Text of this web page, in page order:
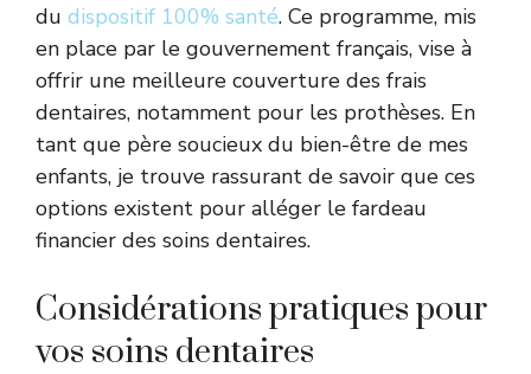
du dispositif 100% santé. Ce programme, mis
en place par le gouvernement français, vise à
offrir une meilleure couverture des frais
dentaires, notamment pour les prothèses. En
tant que père soucieux du bien-être de mes
enfants, je trouve rassurant de savoir que ces
options existent pour alléger le fardeau
financier des soins dentaires.
Considérations pratiques pour
vos soins dentaires